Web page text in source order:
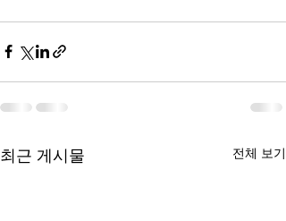
최근 게시물 전체 보기